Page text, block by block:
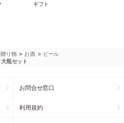
ギフト
り物 > お酒 > ビール
瓶セット
お問合せ窓口
利用規約